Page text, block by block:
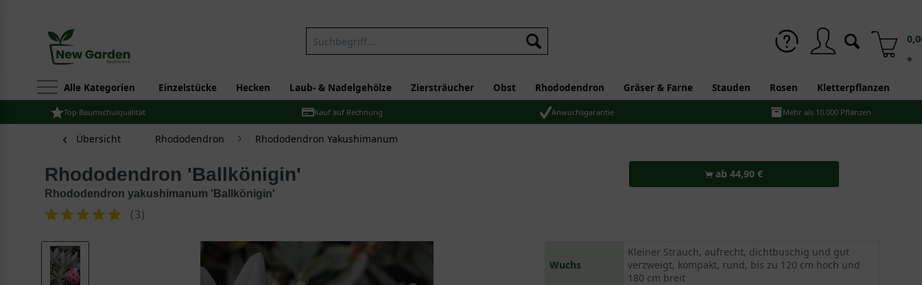
*
Alle Kategorien Einzelstücke Hecken Laub- & Nadelgehölze Ziersträucher Obst Rhododendron Gräser & Farne Stauden Rosen Kletterpflanzen
Top Baumschulqualität Kauf auf Rechnung Anwuchsgarantie Mehr als 10.000 Pflanzen
Übersicht Rhododendron Rhododendron Yakushimanum
Rhododendron 'Ballkönigin'
Rhododendron yakushimanum 'Ballkönigin'
(3)
ab 44,90 €
Wuchs
Kleiner Strauch, aufrecht, dichtbuschig und gut
verzweigt, kompakt, rund, bis zu 120 cm hoch und
180 cm breit